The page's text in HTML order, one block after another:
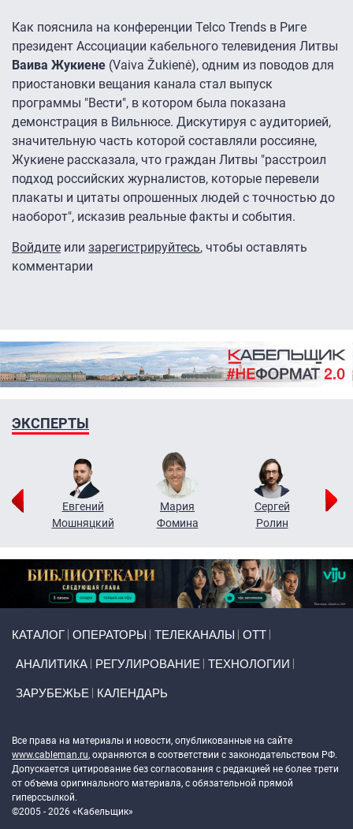
Как пояснила на конференции Telco Trends в Риге
президент Ассоциации кабельного телевидения Литвы
Ваива Жукиене (Vaiva Žukienė), одним из поводов для
приостановки вещания канала стал выпуск
программы "Вести", в котором была показана
демонстрация в Вильнюсе. Дискутируя с аудиторией,
значительную часть которой составляли россияне,
Жукиене рассказала, что граждан Литвы "расстроил
подход российских журналистов, которые перевели
плакаты и цитаты опрошенных людей с точностью до
наоборот", исказив реальные факты и события.
Войдите или зарегистрируйтесь, чтобы оставлять
комментарии
ЭКСПЕРТЫ
Евгений
Мошняцкий
Мария
Фомина
Сергей
Ролин
КАТАЛОГ ОПЕРАТОРЫ ТЕЛЕКАНАЛЫ ОТТ
АНАЛИТИКА РЕГУЛИРОВАНИЕ ТЕХНОЛОГИИ
ЗАРУБЕЖЬЕ КАЛЕНДАРЬ
Все права на материалы и новости, опубликованные на сайте
www.cableman.ru, охраняются в соответствии с законодательством РФ.
Допускается цитирование без согласования с редакцией не более трети
от объема оригинального материала, с обязательной прямой
гиперссылкой.
©2005 - 2026 «Кабельщик»